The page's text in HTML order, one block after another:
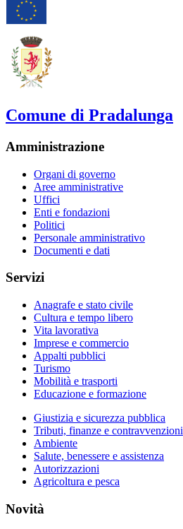
Comune di Pradalunga
Amministrazione
Organi di governo
Aree amministrative
Uffici
Enti e fondazioni
Politici
Personale amministrativo
Documenti e dati
Servizi
Anagrafe e stato civile
Cultura e tempo libero
Vita lavorativa
Imprese e commercio
Appalti pubblici
Turismo
Mobilità e trasporti
Educazione e formazione
Giustizia e sicurezza pubblica
Tributi, finanze e contravvenzioni
Ambiente
Salute, benessere e assistenza
Autorizzazioni
Agricoltura e pesca
Novità